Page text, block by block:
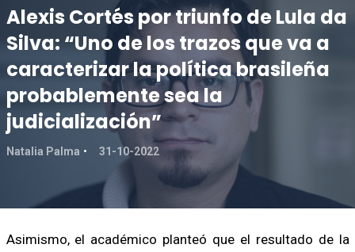
Alexis Cortés por triunfo de Lula da
Silva: “Uno de los trazos que va a
caracterizar la política brasileña
probablemente sea la
judicialización”
Natalia Palma 31-10-2022
Asimismo, el académico planteó que el resultado de la